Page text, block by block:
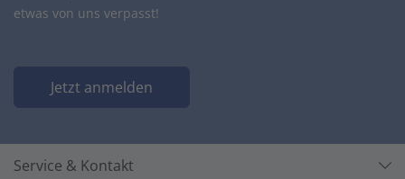
etwas von uns verpasst!
Jetzt anmelden
Service & Kontakt